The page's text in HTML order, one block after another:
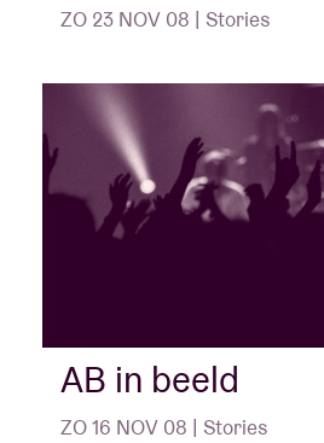
ZO 23 NOV 08 | Stories
AB in beeld
ZO 16 NOV 08 | Stories